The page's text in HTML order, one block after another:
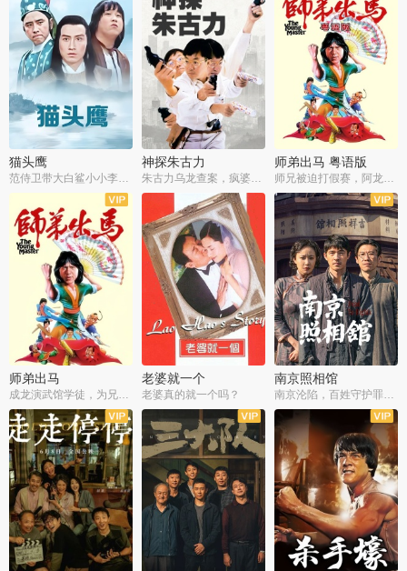
猫头鹰
范侍卫带大白鲨小小李破案寻妃
神探朱古力
朱古力乌龙查案，疯婆子神助攻
师弟出马 粤语版
师兄被迫打假赛，阿龙追查斗黑帮
师弟出马
成龙演武馆学徒，为兄搏命战黑道
老婆就一个
老婆真的就一个吗？
南京照相馆
南京沦陷，百姓守护罪证底片